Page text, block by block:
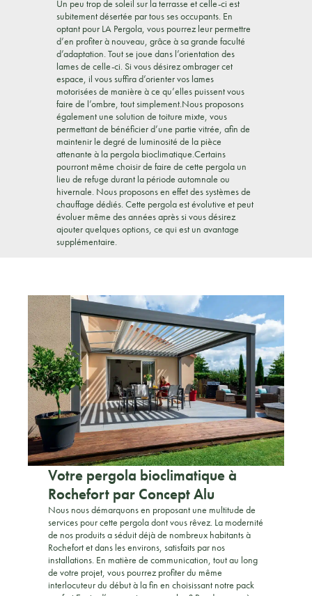
Un peu trop de soleil sur la terrasse et celle-ci est
subitement désertée par tous ses occupants. En
optant pour LA Pergola, vous pourrez leur permettre
d’en profiter à nouveau, grâce à sa grande faculté
d’adaptation. Tout se joue dans l’orientation des
lames de celle-ci. Si vous désirez ombrager cet
espace, il vous suffira d’orienter vos lames
motorisées de manière à ce qu’elles puissent vous
faire de l’ombre, tout simplement.Nous proposons
également une solution de toiture mixte, vous
permettant de bénéficier d’une partie vitrée, afin de
maintenir le degré de luminosité de la pièce
attenante à la pergola bioclimatique.Certains
pourront même choisir de faire de cette pergola un
lieu de refuge durant la période automnale ou
hivernale. Nous proposons en effet des systèmes de
chauffage dédiés. Cette pergola est évolutive et peut
évoluer même des années après si vous désirez
ajouter quelques options, ce qui est un avantage
supplémentaire.
Votre pergola bioclimatique à
Rochefort par Concept Alu
Nous nous démarquons en proposant une multitude de
services pour cette pergola dont vous rêvez. La modernité
de nos produits a séduit déjà de nombreux habitants à
Rochefort et dans les environs, satisfaits par nos
installations. En matière de communication, tout au long
de votre projet, vous pourrez profiter du même
interlocuteur du début à la fin en choisissant notre pack